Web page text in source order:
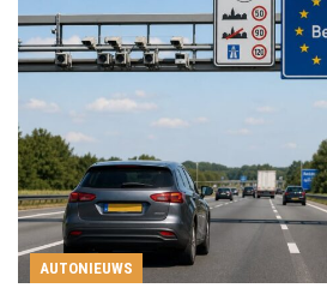
AUTONIEUWS